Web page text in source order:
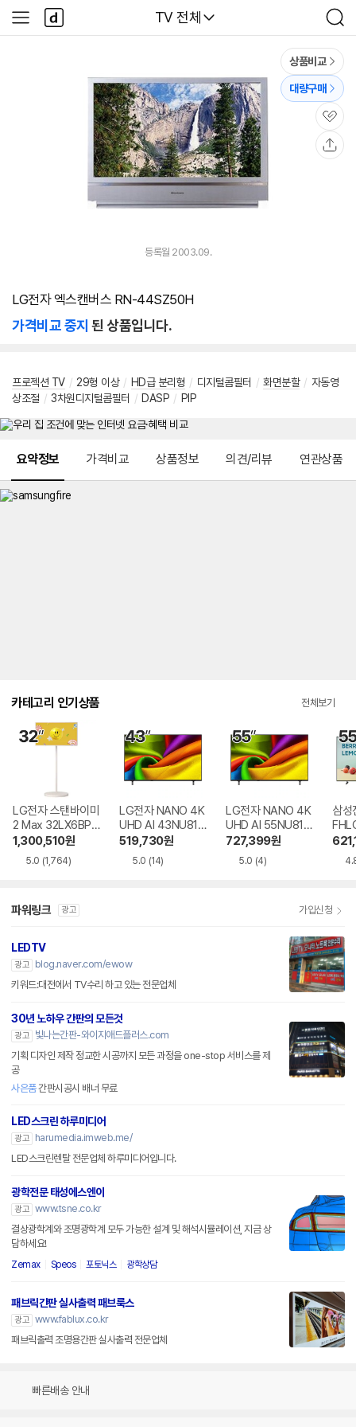
다나와
TV 전체
검
색
사
이
다
나
와
상품비교
대량구매
관
심
등록월 2003.09.
LG전자 엑스캔버스 RN-44SZ50H
가격비교 중지 된 상품입니다.
프로젝션 TV / 29형 이상 / HD급 분리형 / 디지털콤필터 / 화면분할 / 자동영
상조절 / 3차원디지털콤필터 / DASP / PIP
요약정보 가격비교 상품정보 의견/리뷰 연관상품
카테고리 인기상품 전체보기
LG전자 스탠바이미
2 Max 32LX6BPG
A
1,300,510원
5.0 (1,764)
LG전자 NANO 4K
UHD AI 43NU810
BENA
519,730원
5.0 (14)
LG전자 NANO 4K
UHD AI 55NU810
BENA
727,399원
5.0 (4)
삼성
파워링크 광고 가입신청
LEDTV
광고
blog.naver.com/ewow
키워드:대전에서 TV수리 하고 있는 전문업체
30년 노하우 간판의 모든것
광고
빛나는간판-와이지애드플러스.com
기획 디자인 제작 정교한 시공까지 모든 과정을 one-stop 서비스를 제
공
사은품간판시공시 배너 무료
LED스크린 하루미디어
광고
harumedia.imweb.me/
LED스크린렌탈 전문업체 하루미디어입니다.
광학전문 태성에스엔이
광고 www.tsne.co.kr
결상광학계와 조명광학계 모두 가능한 설계 및 해석시뮬레이션, 지금 상
담하세요!
Zemax Speos 포토닉스 광학상담
패브릭간판 실사출력 패브룩스
광고 www.fablux.co.kr
패브릭출력 조명용간판 실사출력 전문업체
빠른배송 안내